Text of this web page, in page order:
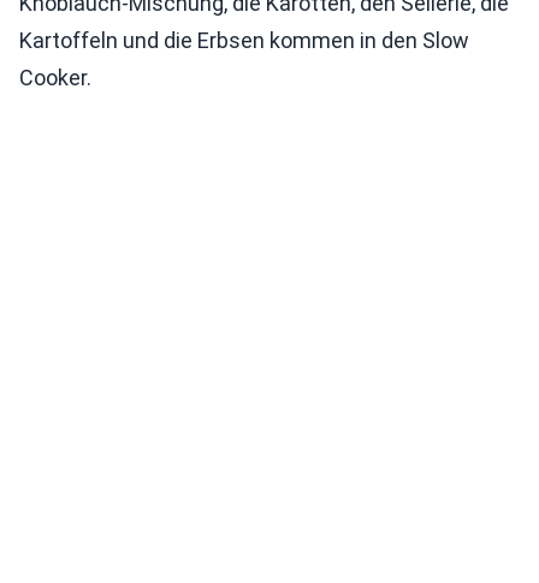
Kartoffeln und die Erbsen kommen in den Slow
Cooker.